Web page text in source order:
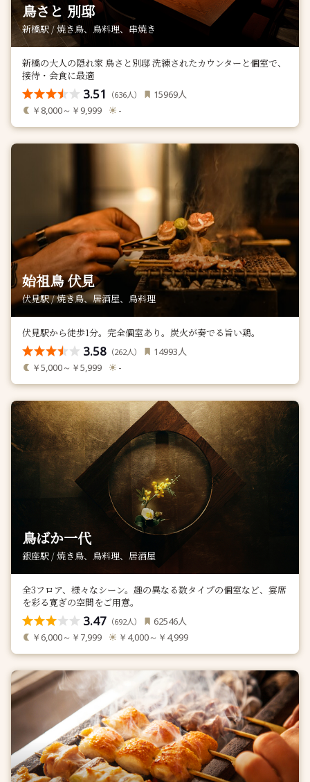
鳥さと 別邸
新橋駅 / 焼き鳥、鳥料理、串焼き
新橋の大人の隠れ家 鳥さと別邸 洗練されたカウンターと個室で、
接待・会食に最適
3.51 （636人） 15969人
￥8,000～￥9,999 -
始祖鳥 伏見
伏見駅 / 焼き鳥、居酒屋、鳥料理
伏見駅から徒歩1分。完全個室あり。炭火が奏でる旨い鶏。
3.58 （262人） 14993人
￥5,000～￥5,999 -
鳥ばか一代
銀座駅 / 焼き鳥、鳥料理、居酒屋
全3フロア、様々なシーン。趣の異なる数タイプの個室など、宴席
を彩る寛ぎの空間をご用意。
3.47 （692人） 62546人
￥6,000～￥7,999 ￥4,000～￥4,999